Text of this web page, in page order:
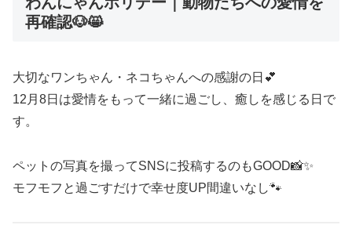
再確認🐶😸
大切なワンちゃん・ネコちゃんへの感謝の日💕
12月8日は愛情をもって一緒に過ごし、癒しを感じる日で
す。
ペットの写真を撮ってSNSに投稿するのもGOOD📸✨
モフモフと過ごすだけで幸せ度UP間違いなし🐾